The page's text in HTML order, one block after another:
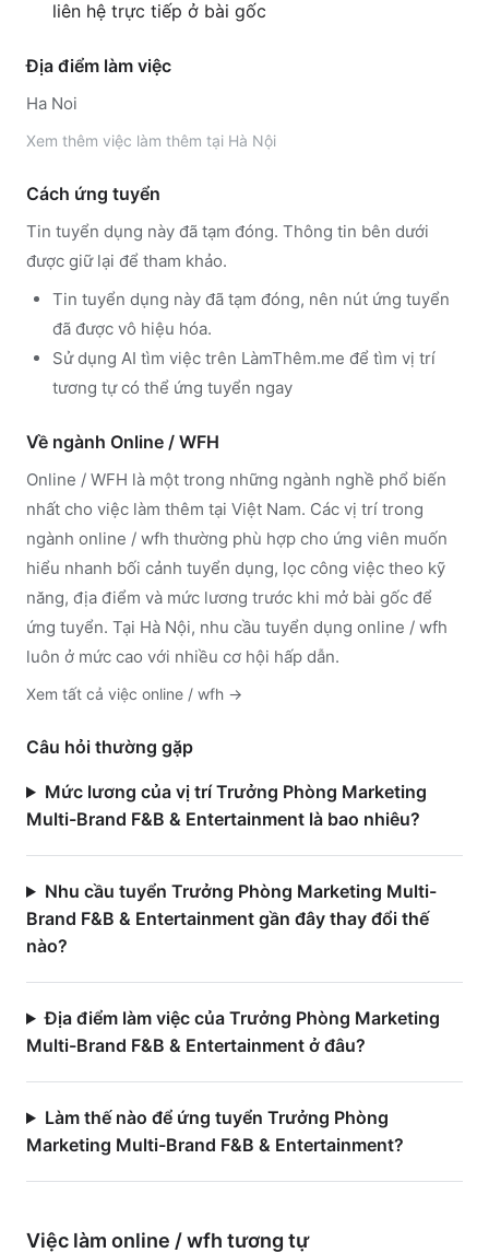
liên hệ trực tiếp ở bài gốc
Địa điểm làm việc
Ha Noi
Xem thêm việc làm thêm tại Hà Nội
Cách ứng tuyển
Tin tuyển dụng này đã tạm đóng. Thông tin bên dưới
được giữ lại để tham khảo.
Tin tuyển dụng này đã tạm đóng, nên nút ứng tuyển
đã được vô hiệu hóa.
Sử dụng AI tìm việc trên LàmThêm.me để tìm vị trí
tương tự có thể ứng tuyển ngay
Về ngành Online / WFH
Online / WFH là một trong những ngành nghề phổ biến
nhất cho việc làm thêm tại Việt Nam. Các vị trí trong
ngành online / wfh thường phù hợp cho ứng viên muốn
hiểu nhanh bối cảnh tuyển dụng, lọc công việc theo kỹ
năng, địa điểm và mức lương trước khi mở bài gốc để
ứng tuyển. Tại Hà Nội, nhu cầu tuyển dụng online / wfh
luôn ở mức cao với nhiều cơ hội hấp dẫn.
Xem tất cả việc online / wfh →
Câu hỏi thường gặp
Mức lương của vị trí Trưởng Phòng Marketing
Multi-Brand F&B & Entertainment là bao nhiêu?
Nhu cầu tuyển Trưởng Phòng Marketing Multi-
Brand F&B & Entertainment gần đây thay đổi thế
nào?
Địa điểm làm việc của Trưởng Phòng Marketing
Multi-Brand F&B & Entertainment ở đâu?
Làm thế nào để ứng tuyển Trưởng Phòng
Marketing Multi-Brand F&B & Entertainment?
Việc làm online / wfh tương tự